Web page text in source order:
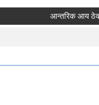
आन्तरिक आय ठेक्का